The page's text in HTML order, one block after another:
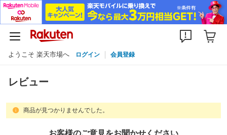
ようこそ 楽天市場へ ログイン 会員登録
レビュー
商品が見つかりませんでした。
お客様のご意見をお聞かせください